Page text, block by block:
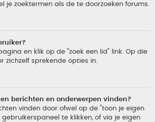
je zoektermen als de te doorzoeken forums.
en klik op de "zoek een lid" link. Op die
zichzelf sprekende opties in.
berichten en onderwerpen vinden?
vinden door ofwel op de "toon je eigen
te klikken, of via je eigen